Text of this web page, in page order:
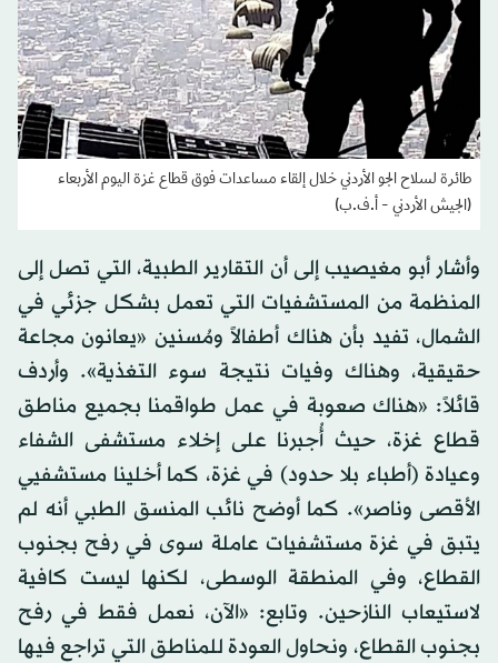
طائرة لسلاح الجو الأردني خلال إلقاء مساعدات فوق قطاع غزة اليوم الأربعاء
(الجيش الأردني - أ.ف.ب)
وأشار أبو مغيصيب إلى أن التقارير الطبية، التي تصل إلى
المنظمة من المستشفيات التي تعمل بشكل جزئي في
الشمال، تفيد بأن هناك أطفالاً ومُسنين «يعانون مجاعة
حقيقية، وهناك وفيات نتيجة سوء التغذية». وأردف
قائلاً: «هناك صعوبة في عمل طواقمنا بجميع مناطق
قطاع غزة، حيث أُجبرنا على إخلاء مستشفى الشفاء
وعيادة (أطباء بلا حدود) في غزة، كما أخلينا مستشفيي
الأقصى وناصر». كما أوضح نائب المنسق الطبي أنه لم
يتبق في غزة مستشفيات عاملة سوى في رفح بجنوب
القطاع، وفي المنطقة الوسطى، لكنها ليست كافية
لاستيعاب النازحين. وتابع: «الآن، نعمل فقط في رفح
بجنوب القطاع، ونحاول العودة للمناطق التي تراجع فيها